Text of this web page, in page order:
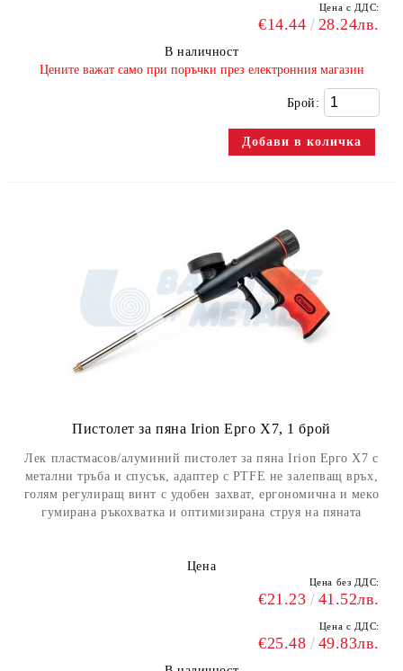
Цена с ДДС:
€14.44 28.24лв.
В наличност
​Цените важат само при поръчки през електронния магазин
Брой:
Пистолет за пяна Irion Ерго X7, 1 брой
Лек пластмасов/алуминий пистолет за пяна Irion Ерго X7 с
метални тръба и спусък, адаптер с PTFE не залепващ връх,
голям регулиращ винт с удобен захват, ергономична и меко
гумирана ръкохватка и оптимизирана струя на пяната
Цена
Цена без ДДС:
€21.23 41.52лв.
Цена с ДДС:
€25.48 49.83лв.